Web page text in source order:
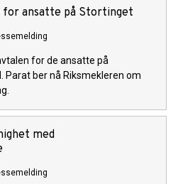
for ansatte på Stortinget
for de ansatte på
Parat ber nå Riksmekleren om
med